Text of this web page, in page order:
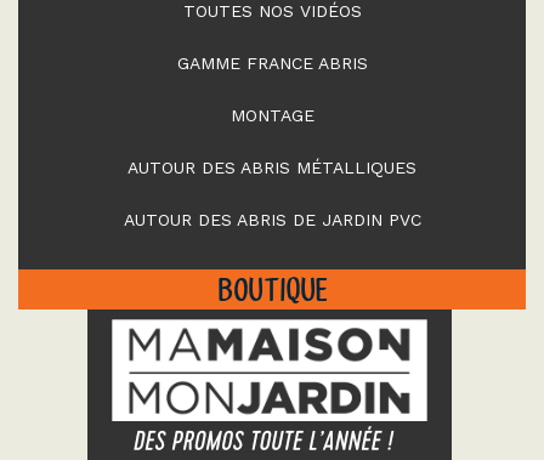
TOUTES NOS VIDÉOS
GAMME FRANCE ABRIS
MONTAGE
AUTOUR DES ABRIS MÉTALLIQUES
AUTOUR DES ABRIS DE JARDIN PVC
BOUTIQUE